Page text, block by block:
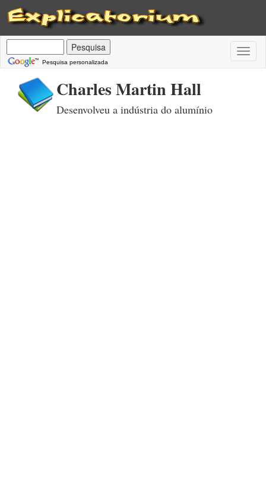
Pesquisa personalizada
Charles Martin Hall
Desenvolveu a indústria do alumínio